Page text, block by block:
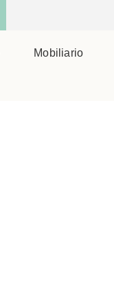
Mobiliario